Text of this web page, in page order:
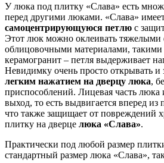
У люка под плитку «Слава» есть
перед другими люками. «Слава»
самоцентрирующуюся петлю с
Этот люк можно оклеивать тяжелыми
облицовочными материалами,
керамогранит – петля выдерживает
Невидимку очень просто открывать и
легким нажатием на дверцу люка,
приспособлений. Лицевая часть
выход, то есть выдвигается вперед
что также защищает от повреждений
плитку на дверце люка «Слава».
Практически под любой размер
стандартный размер люка «Слава»,